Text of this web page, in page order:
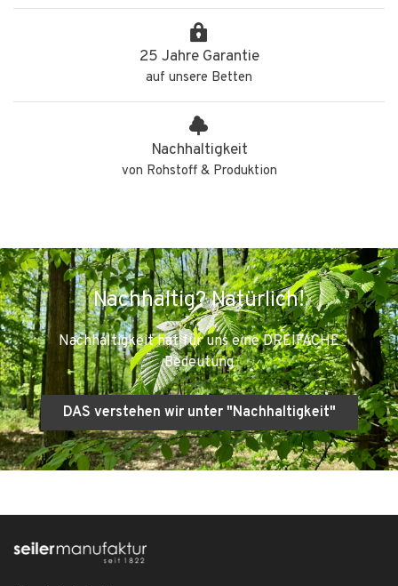
25 Jahre Garantie
auf unsere Betten
Nachhaltigkeit
von Rohstoff & Produktion
Nachhaltig? Natürlich!
Nachhaltigkeit hat für uns eine DREIFACHE
Bedeutung
DAS verstehen wir unter "Nachhaltigkeit"